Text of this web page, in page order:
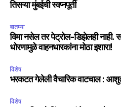
तिसऱ्या मुंबईची स्वप्नपूर्ती
बातम्या
विमा नसेल तर पेट्रोल-डिझेलही नाही.
धोरणामुळे वाहनधारकांना मोठा इशारा!
विशेष
भरकटत गेलेली वैचारिक वाटचाल :
विशेष